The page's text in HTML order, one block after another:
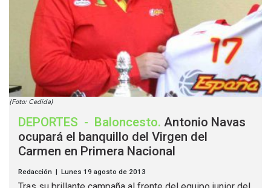
(Foto: Cedida)
DEPORTES - Baloncesto. Antonio Navas
ocupará el banquillo del Virgen del
Carmen en Primera Nacional
Redacción | Lunes 19 agosto de 2013